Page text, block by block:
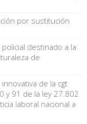
por sustitución
destinado a la
de
de la cgt
y 91 de la ley 27.802
laboral nacional a